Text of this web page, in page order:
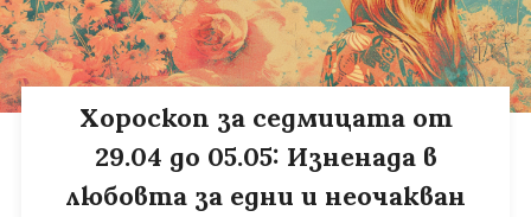
Хороскоп за седмицата от
29.04 до 05.05: Изненада в
любовта за едни и неочакван